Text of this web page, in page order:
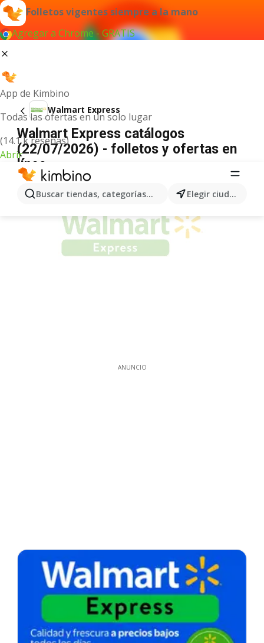
Folletos vigentes siempre a la mano
Agregar a Chrome - GRATIS
App de Kimbino
Todas las ofertas en un solo lugar
(14.1 k reseñas)
Abrir
Buscar tiendas, categorías, productos... Elegir ciudad
Walmart Express
Walmart Express catálogos
(22/07/2026) - folletos y ofertas en
línea
ANUNCIO